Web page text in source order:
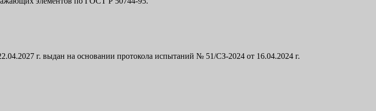
г. выдан на основании протокола испытаний № 51/СЗ-2024 от 16.04.2024 г.